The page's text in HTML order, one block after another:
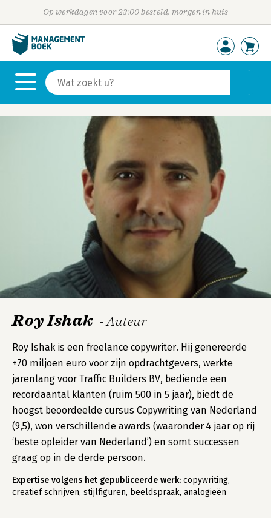
Op werkdagen voor 23:00 besteld, morgen in huis
Roy Ishak - Auteur
Roy Ishak is een freelance copywriter. Hij genereerde
+70 miljoen euro voor zijn opdrachtgevers, werkte
jarenlang voor Traffic Builders BV, bediende een
recordaantal klanten (ruim 500 in 5 jaar), biedt de
hoogst beoordeelde cursus Copywriting van Nederland
(9,5), won verschillende awards (waaronder 4 jaar op rij
‘beste opleider van Nederland’) en somt successen
graag op in de derde persoon.
Expertise volgens het gepubliceerde werk: copywriting,
creatief schrijven, stijlfiguren, beeldspraak, analogieën